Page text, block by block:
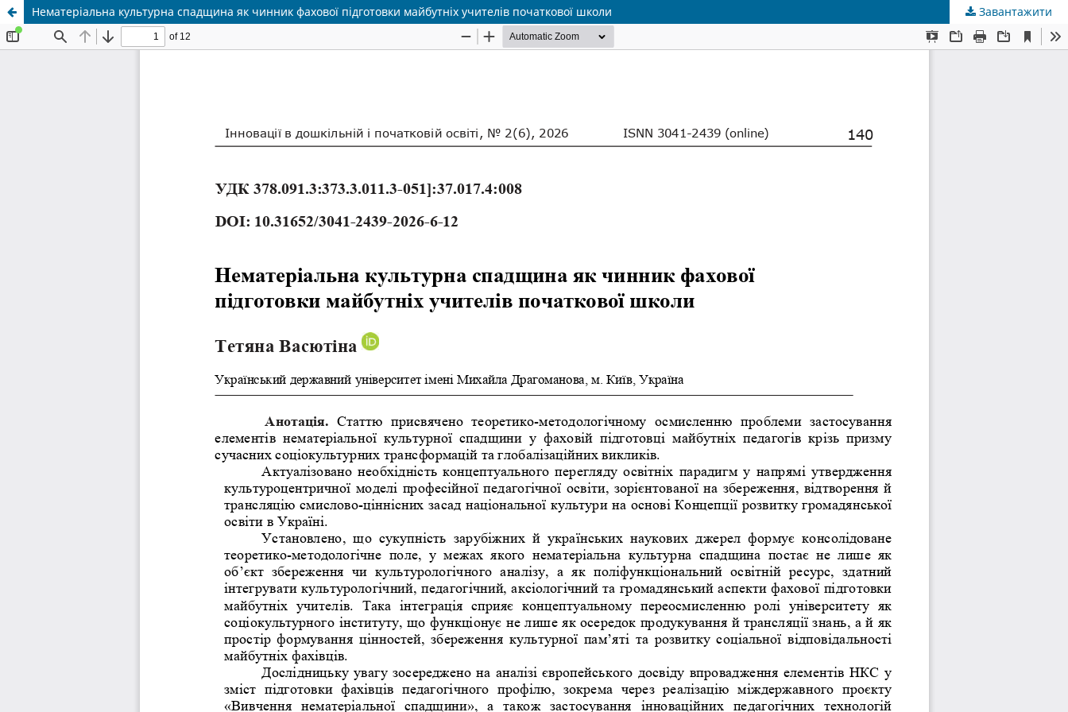
Нематеріальна культурна спадщина як чинник фахової підготовки майбутніх учителів початкової школи Завантажити